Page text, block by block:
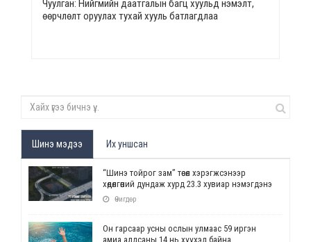
Чуулган: Нийгмийн даатгалын багц хуульд нэмэлт,
өөрчлөлт оруулах тухай хууль батлагдлаа
Шинэ мэдээ Их уншсан
“Шинэ тойрог зам” төсөл хэрэгжсэнээр
хөдөлгөөний дундаж хурд 23.3 хувиар нэмэгдэнэ
Өчигдөр
Он гарсаар усны ослын улмаас 59 иргэн
амиа алдсаны 14 нь хүүхэд байна